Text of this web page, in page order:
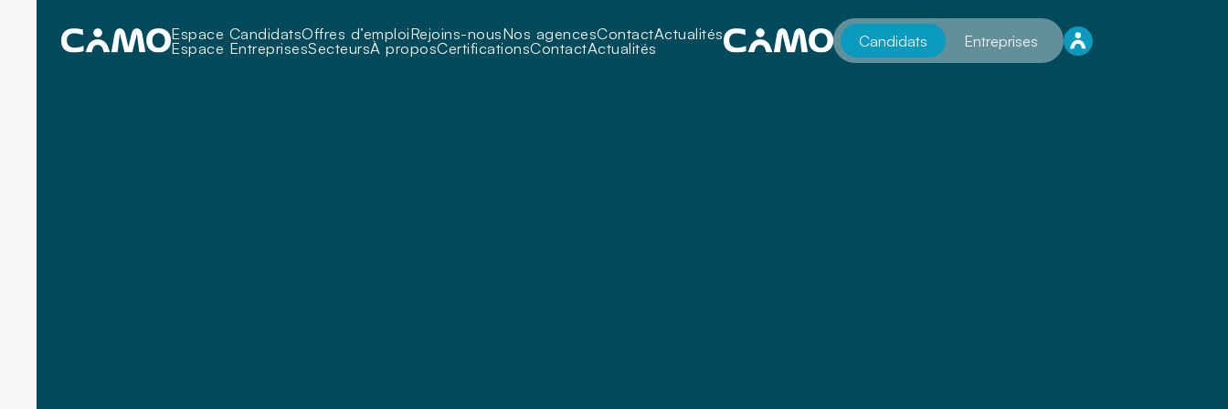
Espace CandidatsOffres d’emploiRejoins-nousNos agencesContactActualités
Espace EntreprisesSecteursÀ proposCertificationsContactActualités Candidats Entreprises